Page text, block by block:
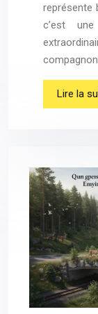
représente
c’est
Lire la